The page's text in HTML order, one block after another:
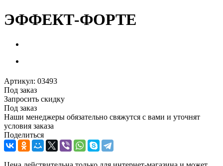
ЭФФЕКТ-ФОРТЕ
Артикул: 03493
Под заказ
Запросить скидку
Под заказ
Наши менеджеры обязательно свяжутся с вами и уточнят
условия заказа
Поделиться